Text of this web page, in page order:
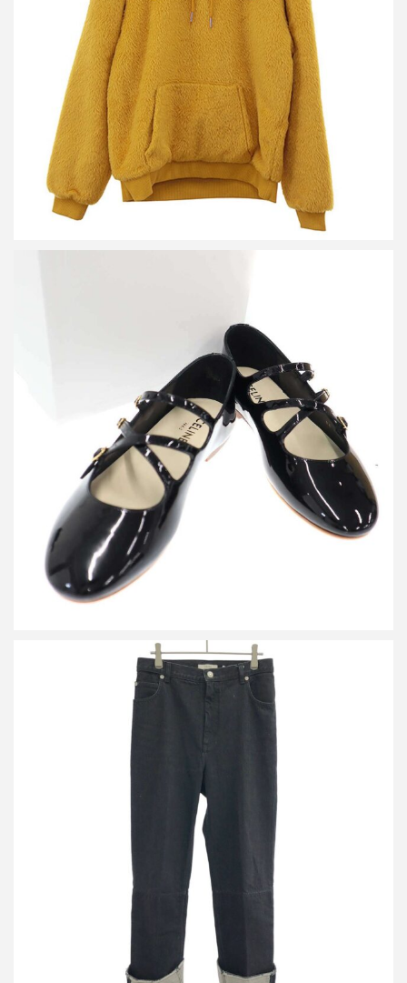
カー
買取金額45,000円
詳しく見る
セリーヌ クリスクロス ベビーズバレリーナ フラットシューズ
詳しく見る
セリーヌ フィービーファイロ ロールアップデザインデニムパンツ
2 1V89/523B
詳しく見る